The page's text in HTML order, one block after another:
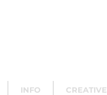
INFO CREATIVE